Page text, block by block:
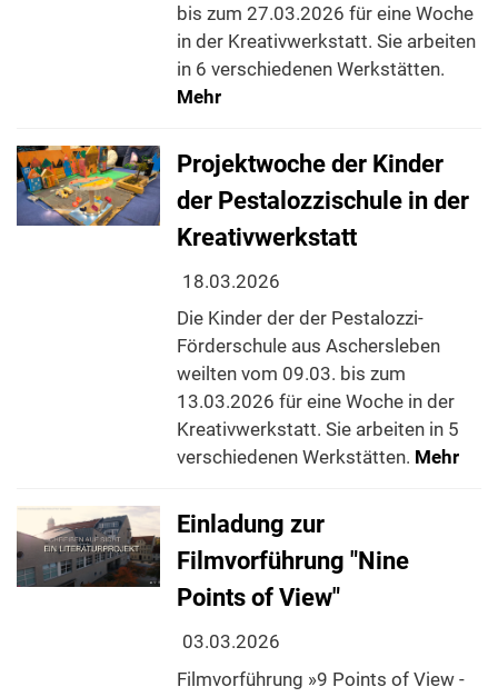
bis zum 27.03.2026 für eine Woche
in der Kreativwerkstatt. Sie arbeiten
in 6 verschiedenen Werkstätten.
Mehr
Projektwoche der Kinder
der Pestalozzischule in der
Kreativwerkstatt
18.03.2026
Die Kinder der der Pestalozzi-
Förderschule aus Aschersleben
weilten vom 09.03. bis zum
13.03.2026 für eine Woche in der
Kreativwerkstatt. Sie arbeiten in 5
verschiedenen Werkstätten. Mehr
Einladung zur
Filmvorführung "Nine
Points of View"
03.03.2026
Filmvorführung »9 Points of View -